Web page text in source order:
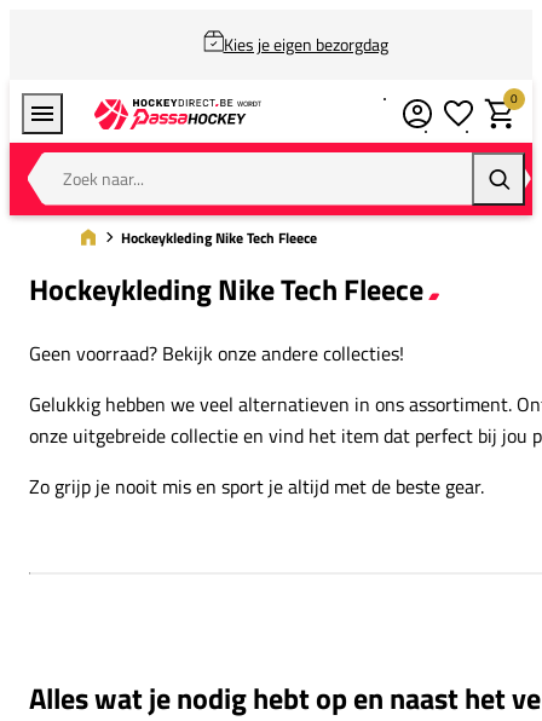
Kies je eigen bezorgdag
Zoek naar...
0
Hockeykleding Nike Tech Fleece
Hockeykleding Nike Tech Fleece
Geen voorraad? Bekijk onze andere collecties!
Gelukkig hebben we veel alternatieven in ons assortiment.
onze uitgebreide collectie en vind het item dat perfect bij jou
Zo grijp je nooit mis en sport je altijd met de beste gear.
Alles wat je nodig hebt op en naast het